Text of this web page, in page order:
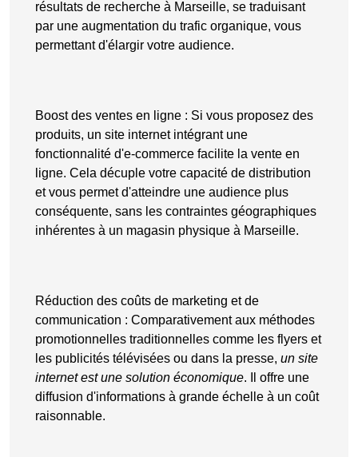
résultats de recherche à Marseille, se traduisant
par une augmentation du trafic organique, vous
permettant d'élargir votre audience.
Boost des ventes en ligne : Si vous proposez des
produits, un site internet intégrant une
fonctionnalité d'e-commerce facilite la vente en
ligne. Cela décuple votre capacité de distribution
et vous permet d'atteindre une audience plus
conséquente, sans les contraintes géographiques
inhérentes à un magasin physique à Marseille.
Réduction des coûts de marketing et de
communication : Comparativement aux méthodes
promotionnelles traditionnelles comme les flyers et
les publicités télévisées ou dans la presse, un site
internet est une solution économique. Il offre une
diffusion d'informations à grande échelle à un coût
raisonnable.